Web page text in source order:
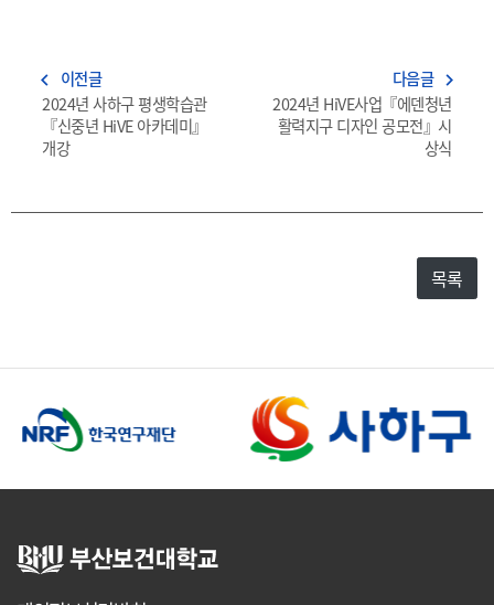
navigate_before 이전글
2024년 사하구 평생학습관
『신중년 HiVE 아카데미』
개강
다음글 navigate_next
2024년 HiVE사업『에덴청년
활력지구 디자인 공모전』시
상식
목록